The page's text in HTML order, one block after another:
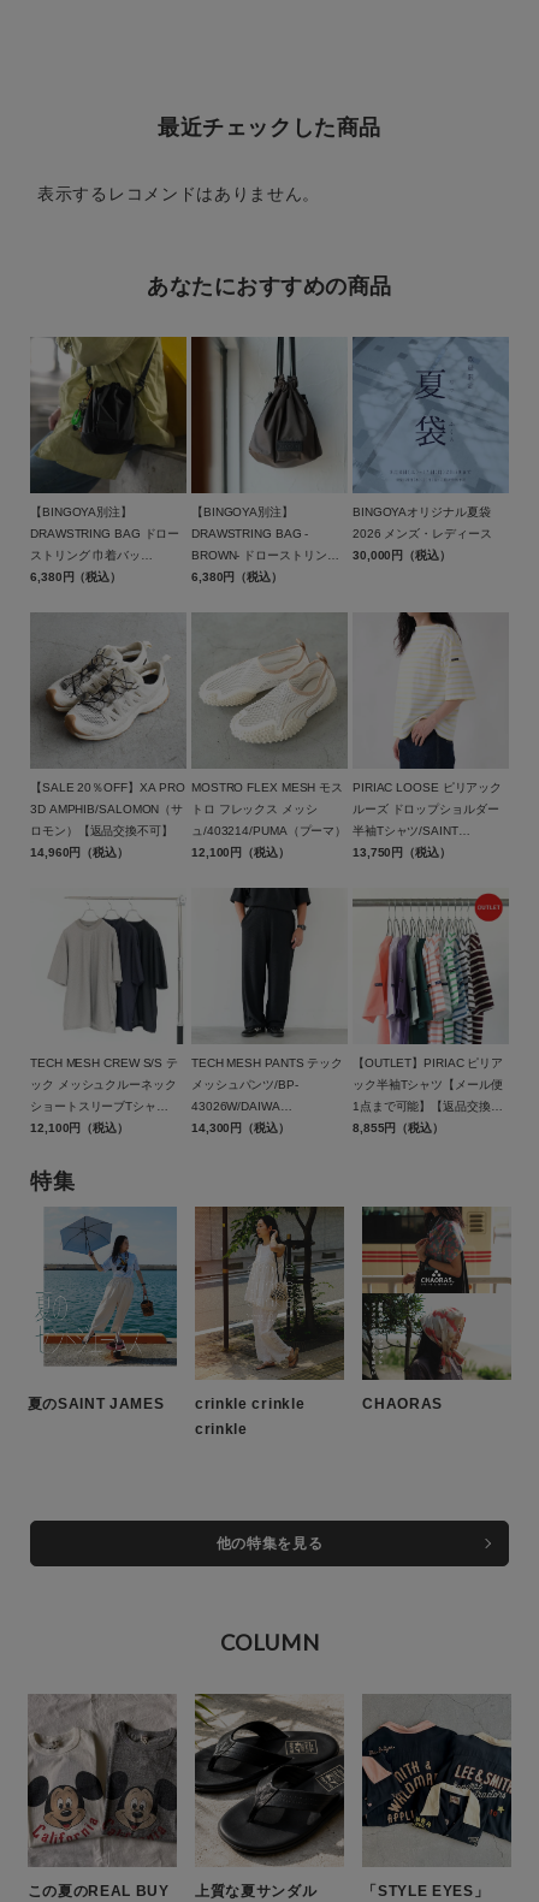
この条件で絞り込む
最近チェックした商品
表示するレコメンドはありません。
あなたにおすすめの商品
【BINGOYA別注】
DRAWSTRING BAG ドロー
ストリング 巾着バッ
グ/BAICYCLON by
6,380円（税込）
【BINGOYA別注】
DRAWSTRING BAG -
BROWN- ドローストリング
巾着バッグ ブラウン/BCL-
バッグジャック)【メール便1
点まで可能】
6,380円（税込）
BINGOYAオリジナル夏袋
2026 メンズ・レディース
30,000円（税込）
【SALE 20％OFF】XA PRO
3D AMPHIB/SALOMON（サ
ロモン）【返品交換不可】
14,960円（税込）
MOSTRO FLEX MESH モス
トロ フレックス メッシ
ュ/403214/PUMA（プーマ）
12,100円（税込）
PIRIAC LOOSE ピリアック
ルーズ ドロップショルダー
半袖Tシャツ/SAINT
JAMES(セントジェームス)
13,750円（税込）
TECH MESH CREW S/S テ
ック メッシュクルーネック
ショートスリーブTシャ
ツ/BE-40026W/DAIWA
12,100円（税込）
TECH MESH PANTS テック
メッシュパンツ/BP-
43026W/DAIWA
PIER39（ダイワ ピア39）
14,300円（税込）
【OUTLET】PIRIAC ピリア
ック半袖Tシャツ【メール便
1点まで可能】【返品交換不
可】/SAINT JAMES（セント
8,855円（税込）
特集
夏のSAINT JAMES
crinkle crinkle
crinkle
CHAORAS
他の特集を見る
COLUMN
この夏のREAL BUY
上質な夏サンダル 「STYLE EYES」